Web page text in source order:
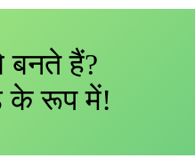
बनते हैं?
के रूप में!